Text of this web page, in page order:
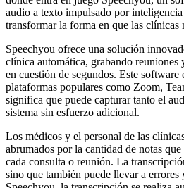
audio a texto impulsado por
transformar la forma en que las clínicas
Speechyou ofrece una solución
clínica automática, grabando
en cuestión de segundos. Este software
plataformas populares como Zoom,
significa que puede capturar tanto el
sistema sin esfuerzo adicional.
Los médicos y el personal de las
abrumados por la cantidad de notas
cada consulta o reunión. La
sino que también puede llevar a errores